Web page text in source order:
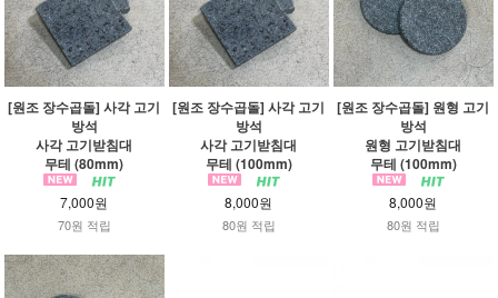
[원조 장수곱돌] 사각 고기
방석
사각 고기받침대
무테 (80mm)
7,000원
70원 적립
[원조 장수곱돌] 사각 고기
방석
사각 고기받침대
무테 (100mm)
8,000원
80원 적립
[원조 장수곱돌] 원형 고기
방석
원형 고기받침대
무테 (100mm)
8,000원
80원 적립